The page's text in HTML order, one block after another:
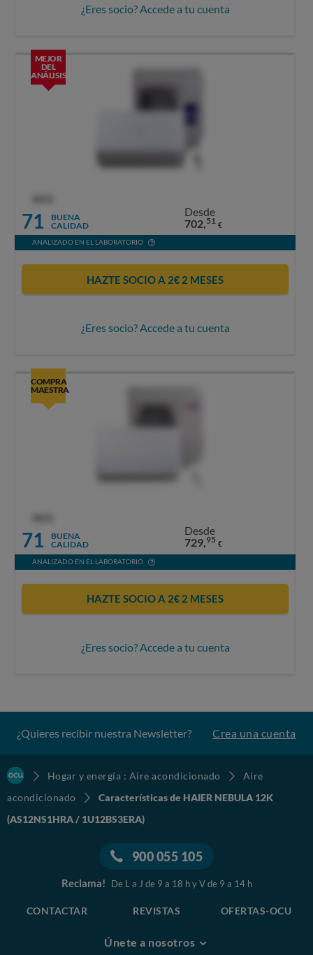
¿Eres socio? Accede a tu cuenta
MEJOR
DEL
ANÁLISIS
71
BUENA
CALIDAD
Desde
702,51 €
ANALIZADO EN EL LABORATORIO
HAZTE SOCIO A 2€ 2 MESES
¿Eres socio? Accede a tu cuenta
COMPRA
MAESTRA
71
BUENA
CALIDAD
Desde
729,95 €
ANALIZADO EN EL LABORATORIO
HAZTE SOCIO A 2€ 2 MESES
¿Eres socio? Accede a tu cuenta
¿Quieres recibir nuestra Newsletter? Crea una cuenta
Hogar y energía : Aire acondicionado
Aire
acondicionado
Características de HAIER NEBULA 12K
(AS12NS1HRA / 1U12BS3ERA)
900 055 105
Reclama! De L a J de 9 a 18 h y V de 9 a 14 h
CONTACTAR REVISTAS OFERTAS-OCU
Únete a nosotros